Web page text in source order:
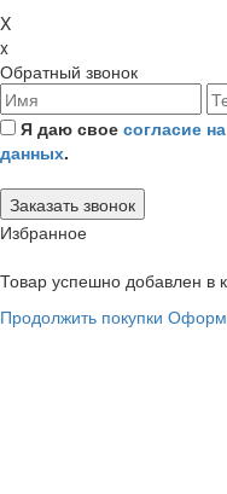
X
x
Обратный звонок
Я даю свое согласие
данных.
Избранное
Товар успешно добавлен в
Продолжить покупки